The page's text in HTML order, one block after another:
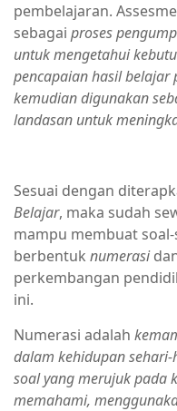
pembelajaran.
sebagai proses
untuk mengetahui
pencapaian hasil belajar
kemudian digunakan
landasan untuk
Sesuai dengan
Belajar, maka sudah
mampu membuat
berbentuk numerasi
perkembangan
ini.
Numerasi adalah
dalam kehidupan
soal yang merujuk pada
memahami,